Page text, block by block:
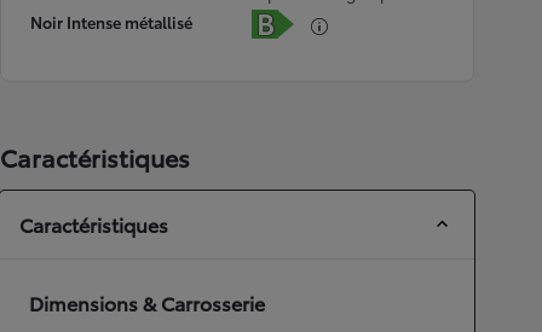
Noir Intense métallisé
Caractéristiques
Caractéristiques
Dimensions & Carrosserie